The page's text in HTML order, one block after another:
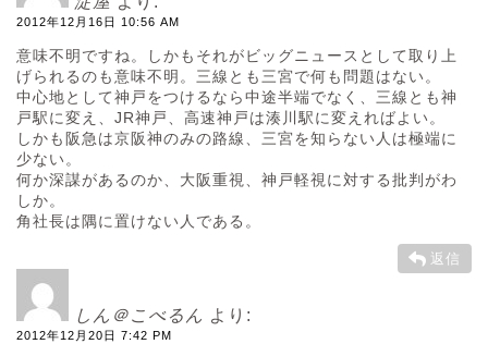
2012年12月16日 10:56 AM
意味不明ですね。しかもそれがビッグニュースとして取り上
げられるのも意味不明。三線とも三宮で何も問題はない。
中心地として神戸をつけるなら中途半端でなく、三線とも神
戸駅に変え、JR神戸、高速神戸は湊川駅に変えればよい。
しかも阪急は京阪神のみの路線、三宮を知らない人は極端に
少ない。
何か深謀があるのか、大阪重視、神戸軽視に対する批判がわ
しか。
角社長は隅に置けない人である。
返信
しん＠こべるん より:
2012年12月20日 7:42 PM